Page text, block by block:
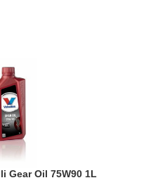
Gear Oil 75W90 1L